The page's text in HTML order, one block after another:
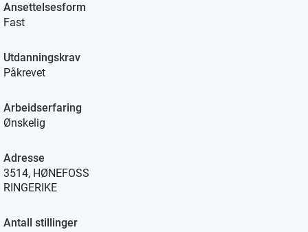
Ansettelsesform
Fast
Utdanningskrav
Påkrevet
Arbeidserfaring
Ønskelig
Adresse
3514, HØNEFOSS
RINGERIKE
Antall stillinger